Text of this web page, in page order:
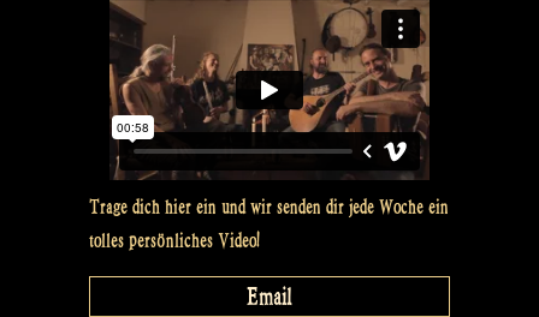
Trage dich hier ein und wir senden dir jede Woche ein
tolles persönliches Video!